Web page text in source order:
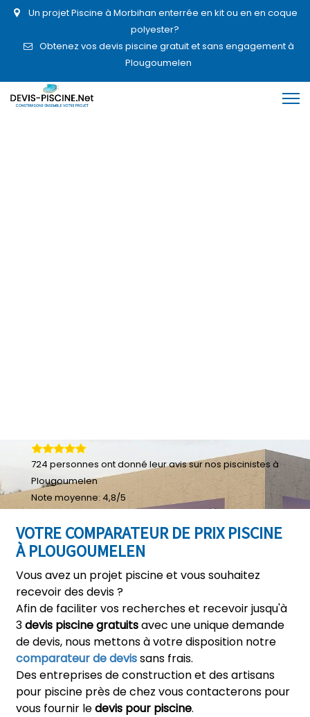
Un projet Piscine à Morbihan enterrée en kit ou en en coque
polyester?
Obtenez vos devis piscine gratuit et sans engagement à
Plougoumelen
VOTRE COMPARATEUR DE PRIX PISCINE
À PLOUGOUMELEN
Vous avez un projet piscine et vous souhaitez
recevoir des devis ?
Afin de faciliter vos recherches et recevoir jusqu'à
3devis piscine gratuitsavec une unique demande
de devis, nous mettons à votre disposition notre
comparateur de devissans frais.
Des entreprises de construction et des artisans
pour piscine près de chez vous contacterons pour
vous fournir ledevis pour piscine.
724 personnes ont donné leuravis sur nos piscinistes à
Plougoumelen
Note moyenne: 4,8/5